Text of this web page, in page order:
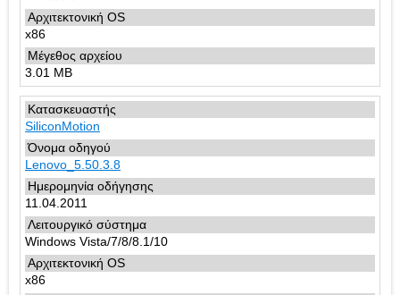
x86
3.01 MB
SiliconMotion
Lenovo_5.50.3.8
11.04.2011
Windows Vista/7/8/8.1/10
x86